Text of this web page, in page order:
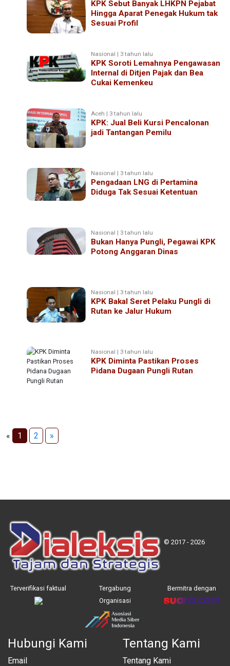
KPK Sebut Banyak LHKPN Pejabat
Hingga Aparat Penegak Hukum tak
Sesuai Profil
Nasional | 3 tahun lalu
KPK Soroti Lemahnya Pengawasan
Internal di Ditjen Pajak dan Bea
Cukai Kemenkeu
Aceh | 3 tahun lalu
KPK: Jual Beli Kursi Pencalonan
jadi Tantangan Pemilu
Nasional | 3 tahun lalu
Pengadaan LNG di Pertamina
Diduga Tak Sesuai Ketentuan
Nasional | 3 tahun lalu
Bukan Hanya Pungli, Pegawai KPK
Potong Anggaran Dinas
Nasional | 3 tahun lalu
KPK Bakal Seret Pelaku Pungli di
Rutan ke Jalur Hukum
Nasional | 3 tahun lalu
KPK Diminta Pastikan Proses
Pidana Dugaan Pungli Rutan
« 1 2 »
© 2017 - 2026
Terverifikasi faktual
Tergabung
Organisasi
Bermitra dengan
Hubungi Kami
Email
Tentang Kami
Tentang Kami